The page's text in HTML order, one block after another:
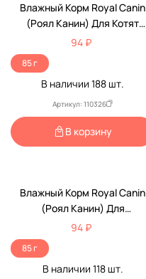
Влажный Корм Royal Canin
(Роял Канин) Для Котят
Аппетитные Кусочки В Желе
Feline Health Nutrition Kitten
Jelly 85г (1*12)
94 ₽
85 г
В наличии 188 шт.
Артикул: 110326
В корзину
Влажный Корм Royal Canin
(Роял Канин) Для
Кастрированных И
Стерилизованных Котят В
Желе Feline Health Nutrition
Kitten Sterilised Jelly 85г
94 ₽
85 г
В наличии 118шт.